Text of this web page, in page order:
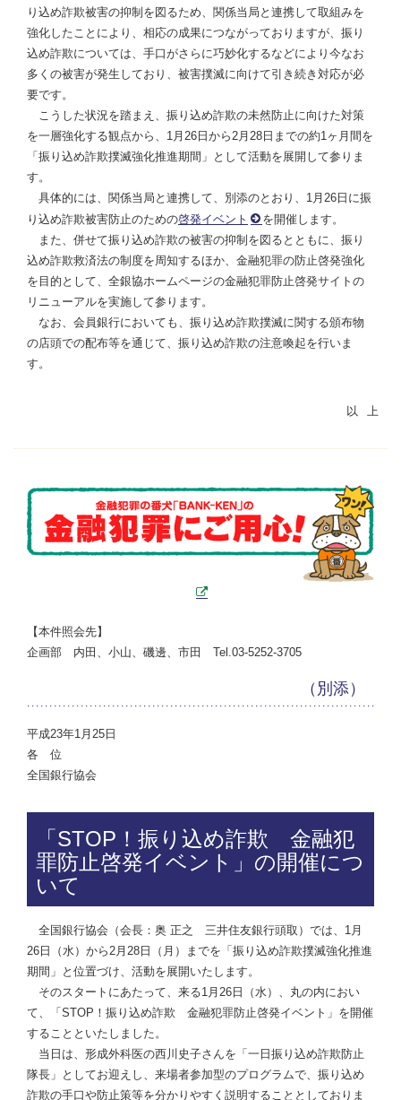
り込め詐欺被害の抑制を図るため、関係当局と連携して取組みを
強化したことにより、相応の成果につながっておりますが、振り
込め詐欺については、手口がさらに巧妙化するなどにより今なお
多くの被害が発生しており、被害撲滅に向けて引き続き対応が必
要です。
こうした状況を踏まえ、振り込め詐欺の未然防止に向けた対策
を一層強化する観点から、1月26日から2月28日までの約1ヶ月間を
「振り込め詐欺撲滅強化推進期間」として活動を展開して参りま
す。
具体的には、関係当局と連携して、別添のとおり、1月26日に振
り込め詐欺被害防止のための啓発イベント
を開催します。
また、併せて振り込め詐欺の被害の抑制を図るとともに、振り
込め詐欺救済法の制度を周知するほか、金融犯罪の防止啓発強化
を目的として、全銀協ホームページの金融犯罪防止啓発サイトの
リニューアルを実施して参ります。
なお、会員銀行においても、振り込め詐欺撲滅に関する頒布物
の店頭での配布等を通じて、振り込め詐欺の注意喚起を行いま
す。
【本件照会先】
企画部 内田、小山、磯邊、市田 Tel.03-5252-3705
（別添）
平成23年1月25日
各 位
全国銀行協会
「STOP！振り込め詐欺 金融犯
罪防止啓発イベント」の開催につ
いて
全国銀行協会（会長：奥 正之 三井住友銀行頭取）では、1月
26日（水）から2月28日（月）までを「振り込め詐欺撲滅強化推進
期間」と位置づけ、活動を展開いたします。
そのスタートにあたって、来る1月26日（水）、丸の内におい
て、「STOP！振り込め詐欺 金融犯罪防止啓発イベント」を開催
することといたしました。
当日は、形成外科医の西川史子さんを「一日振り込め詐欺防止
隊長」としてお迎えし、来場者参加型のプログラムで、振り込め
詐欺の手口や防止策等を分かりやすく説明することとしておりま